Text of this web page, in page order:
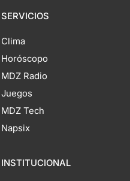
SERVICIOS
Clima
Horóscopo
MDZ Radio
Juegos
MDZ Tech
Napsix
INSTITUCIONAL